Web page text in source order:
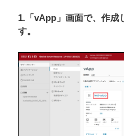
1.「vApp」画面で、作成
す。